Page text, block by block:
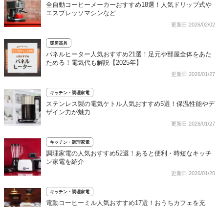
全自動コーヒーメーカーおすすめ18選！人気ドリップ式や
エスプレッソマシンなど
更新日:2026/02/02
暖房器具
パネルヒーター人気おすすめ21選！足元や部屋全体をあた
ためる！電気代も解説【2025年】
更新日:2026/01/27
キッチン・調理家電
ステンレス製の電気ケトル人気おすすめ5選！保温性能やデ
ザイン力が魅力
更新日:2026/01/27
キッチン・調理家電
調理家電の人気おすすめ52選！あると便利・時短なキッチ
ン家電を紹介
更新日:2026/01/20
キッチン・調理家電
電動コーヒーミル人気おすすめ17選！おうちカフェを充